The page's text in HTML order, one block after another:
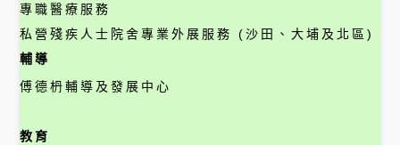
專職醫療服務
私營殘疾人士院舍專業外展服務 (沙田、大埔及北區)
輔導
傅德枬輔導及發展中心
教育